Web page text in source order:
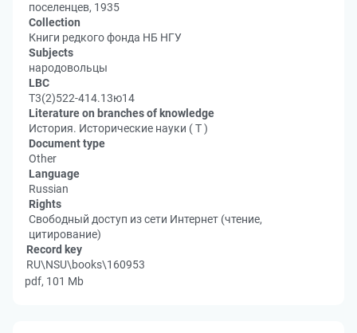
поселенцев, 1935
Collection
Книги редкого фонда НБ НГУ
Subjects
народовольцы
LBC
Т3(2)522-414.13ю14
Literature on branches of knowledge
История. Исторические науки ( Т )
Document type
Other
Language
Russian
Rights
Свободный доступ из сети Интернет (чтение,
цитирование)
Record key
RU\NSU\books\160953
pdf, 101 Mb